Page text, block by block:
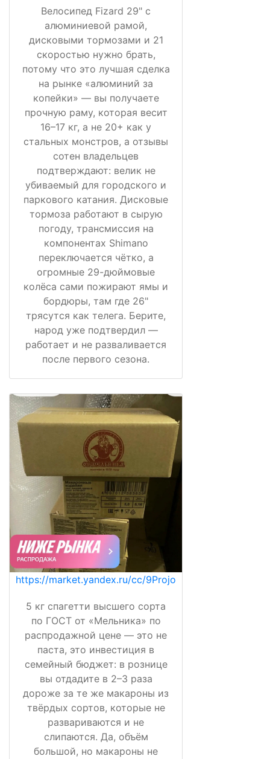
Велосипед Fizard 29" с
алюминиевой рамой,
дисковыми тормозами и 21
скоростью нужно брать,
потому что это лучшая сделка
на рынке «алюминий за
копейки» — вы получаете
прочную раму, которая весит
16–17 кг, а не 20+ как у
стальных монстров, а отзывы
сотен владельцев
подтверждают: велик не
убиваемый для городского и
паркового катания. Дисковые
тормоза работают в сырую
погоду, трансмиссия на
компонентах Shimano
переключается чётко, а
огромные 29-дюймовые
колёса сами пожирают ямы и
бордюры, там где 26"
трясутся как телега. Берите,
народ уже подтвердил —
работает и не разваливается
после первого сезона.
https://market.yandex.ru/cc/9Projo
5 кг спагетти высшего сорта
по ГОСТ от «Мельника» по
распродажной цене — это не
паста, это инвестиция в
семейный бюджет: в рознице
вы отдадите в 2–3 раза
дороже за те же макароны из
твёрдых сортов, которые не
развариваются и не
слипаются. Да, объём
большой, но макароны не